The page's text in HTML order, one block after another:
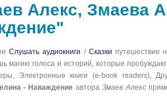
Алекс, Змаева
Слушать аудиокниги / Сказки путешествие
магию голоса и историй, которые
Электронные книги (e-book readers),
- Наваждение автораЗмаев Алекс